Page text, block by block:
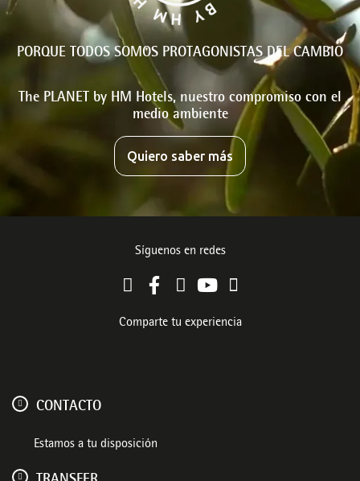
PORQUE TODOS SOMOS PROTAGONISTAS DEL CAMBIO
The PLANET by HM Hotels, nuestro compromiso con el
medio ambiente
Quiero saber más
Síguenos en redes
Comparte tu experiencia
CONTACTO
Estamos a tu disposición